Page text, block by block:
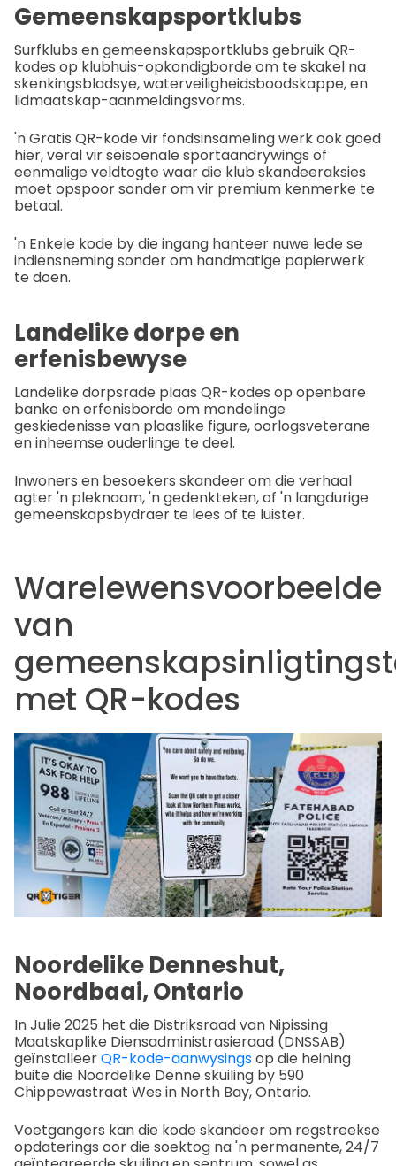
Gemeenskapsportklubs
Surfklubs en gemeenskapsportklubs gebruik QR-
kodes op klubhuis-opkondigborde om te skakel na
skenkingsbladsye, waterveiligheidsboodskappe, en
lidmaatskap-aanmeldingsvorms.
'n Gratis QR-kode vir fondsinsameling werk ook goed
hier, veral vir seisoenale sportaandrywings of
eenmalige veldtogte waar die klub skandeeraksies
moet opspoor sonder om vir premium kenmerke te
betaal.
'n Enkele kode by die ingang hanteer nuwe lede se
indiensneming sonder om handmatige papierwerk
te doen.
Landelike dorpe en
erfenisbewyse
Landelike dorpsrade plaas QR-kodes op openbare
banke en erfenisborde om mondelinge
geskiedenisse van plaaslike figure, oorlogsveterane
en inheemse ouderlinge te deel.
Inwoners en besoekers skandeer om die verhaal
agter 'n pleknaam, 'n gedenkteken, of 'n langdurige
gemeenskapsbydraer te lees of te luister.
Warelewensvoorbeelde
van
met QR-kodes
Noordelike Denneshut,
Noordbaai, Ontario
In Julie 2025 het die Distriksraad van Nipissing
Maatskaplike Diensadministrasieraad (DNSSAB)
geïnstalleerQR-kode-aanwysingsop die heining
buite die Noordelike Denne skuiling by 590
Chippewastraat Wes in North Bay, Ontario.
Voetgangers kan die kode skandeer om regstreekse
opdaterings oor die soektog na 'n permanente, 24/7